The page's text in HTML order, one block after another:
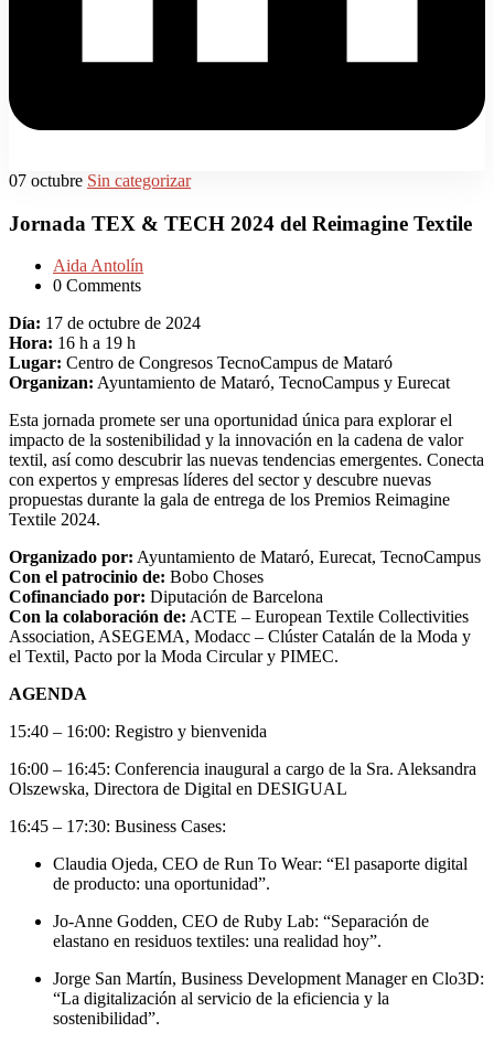
07 octubre Sin categorizar
Jornada TEX & TECH 2024 del Reimagine Textile
Aida Antolín
0 Comments
Día: 17 de octubre de 2024
Hora: 16 h a 19 h
Lugar: Centro de Congresos TecnoCampus de Mataró
Organizan: Ayuntamiento de Mataró, TecnoCampus y Eurecat
Esta jornada promete ser una oportunidad única para explorar el
impacto de la sostenibilidad y la innovación en la cadena de valor
textil, así como descubrir las nuevas tendencias emergentes. Conecta
con expertos y empresas líderes del sector y descubre nuevas
propuestas durante la gala de entrega de los Premios Reimagine
Textile 2024.
Organizado por: Ayuntamiento de Mataró, Eurecat, TecnoCampus
Con el patrocinio de: Bobo Choses
Cofinanciado por: Diputación de Barcelona
Con la colaboración de: ACTE – European Textile Collectivities
Association, ASEGEMA, Modacc – Clúster Catalán de la Moda y
el Textil, Pacto por la Moda Circular y PIMEC.
AGENDA
15:40 – 16:00: Registro y bienvenida
16:00 – 16:45: Conferencia inaugural a cargo de la Sra. Aleksandra
Olszewska, Directora de Digital en DESIGUAL
16:45 – 17:30: Business Cases:
Claudia Ojeda, CEO de Run To Wear: “El pasaporte digital
de producto: una oportunidad”.
Jo-Anne Godden, CEO de Ruby Lab: “Separación de
elastano en residuos textiles: una realidad hoy”.
Jorge San Martín, Business Development Manager en Clo3D:
“La digitalización al servicio de la eficiencia y la
sostenibilidad”.